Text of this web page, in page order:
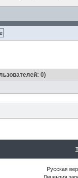
0)
Русская